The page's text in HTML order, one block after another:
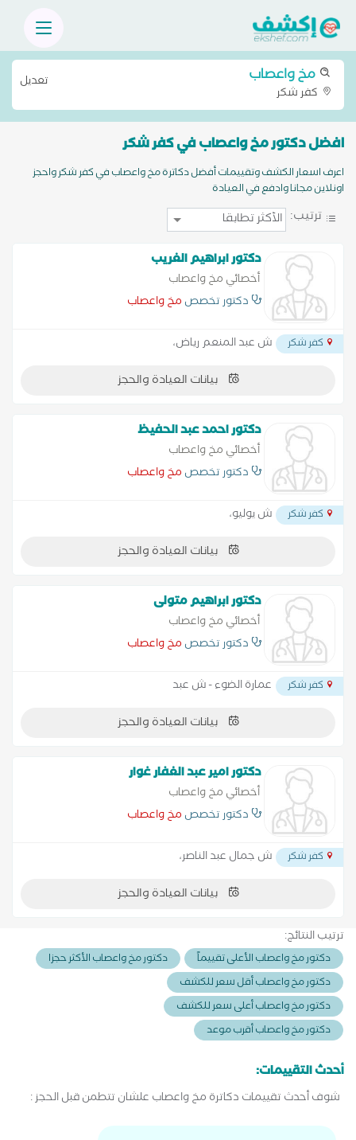
مخ واعصاب
كفر شكر
تعديل
افضل دكتور مخ واعصاب في كفر شكر
اعرف اسعار الكشف وتقييمات أفضل دكاترة مخ واعصاب في كفر شكر واحجز
اونلاين مجانا وادفع في العيادة
ترتيب:
دكتور ابراهيم الغريب
أخصائي مخ واعصاب
دكتور تخصص مخ واعصاب
كفر شكر ش عبد المنعم رياض،
بيانات العيادة والحجز
دكتور احمد عبد الحفيظ
أخصائي مخ واعصاب
دكتور تخصص مخ واعصاب
كفر شكر ش يوليو،
بيانات العيادة والحجز
دكتور ابراهيم متولى
أخصائي مخ واعصاب
دكتور تخصص مخ واعصاب
كفر شكر عمارة الضوء - ش عبد
بيانات العيادة والحجز
دكتور امير عبد الغفار غوار
أخصائي مخ واعصاب
دكتور تخصص مخ واعصاب
كفر شكر ش جمال عبد الناصر،
بيانات العيادة والحجز
ترتيب النتائج:
دكتور مخ واعصاب الأعلى تقييماً
دكتور مخ واعصاب الأكثر حجزا
دكتور مخ واعصاب أقل سعر للكشف
دكتور مخ واعصاب أعلى سعر للكشف
دكتور مخ واعصاب أقرب موعد
أحدث التقييمات:
شوف أحدث تقييمات دكاترة مخ واعصاب علشان تتطمن قبل الحجز :